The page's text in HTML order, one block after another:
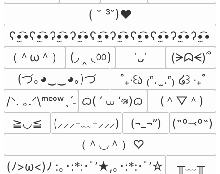
( ˘ ³˘)♥
ʕ•̫͡•ʕ•̫͡•ʔ•̫͡•ʔ•̫͡•ʕ•̫͡•ʔ•̫͡•ʕ•̫͡•ʕ•̫͡•ʔ•̫͡•ʔ•̫͡•
（＾ω＾）
(◞ ‸ ◟ㆀ) ˙ᴗ˙
(ᗒᗣᗕ)՞
(づ｡◕‿‿◕｡)づ
˚₊‧꒰ა ₍ᐢ.  ̫.ᐢ₎ ໒꒱ ‧₊˚
/ᐠ. ｡.ᐟ\ᵐᵉᵒʷˎˊ˗ ᜊ( ‘ ⩊ ‘𖦹)ᜊ
(＾▽＾)
≧◡≦
(⸝⸝⸝-﹏-⸝⸝⸝) (¬_¬”)
(˶º⤙º˶)
（＾◡＾）♡
(ﾉ>ω<)ﾉ :｡･:*:･ﾟ’★,｡･:*:･ﾟ’☆
╥﹏╥